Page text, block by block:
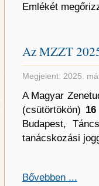
Emlékét
Az MZZT
Megjelent: 2025.
A Magyar
(csütörtökön)
Budapest,
tanácskozási
Bővebben ...